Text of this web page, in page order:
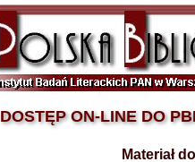
DOSTĘP ON-LINE DO
Materiał